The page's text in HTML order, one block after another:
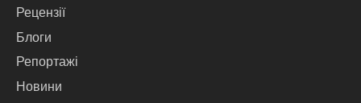
Рецензії
Блоги
Репортажі
Новини